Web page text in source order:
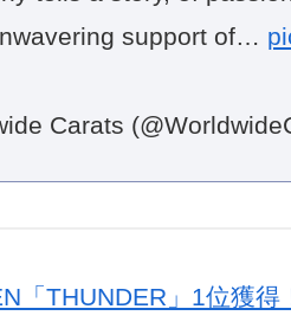
support of…
Carats
「THUNDER」1位獲